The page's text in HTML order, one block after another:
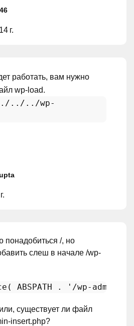
г.
работать, вам нужно
wp-load.
../../wp-
понадобиться /, но
слеш в начале /wp-
( ABSPATH . '/wp-admin/
существует ли файл
insert.php?